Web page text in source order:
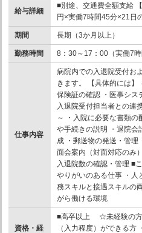
給与詳細
■別途、交通費全額支給
円×実働7時間45分×21日
期間 長期（3か月以上）
勤務時間 8：30～17：00（実働7時
仕事内容
病院内での入退院受付お
きます。 【具体的には】
保険証の確認 ・医事シス
入退院受付担当者との連
～ ・入院に必要な書類の
や手続きの説明 ・退院会
成 ・郵送物の発送・管理
面会案内（対面対応のみ
入退院数の確認・管理 ■
やりがいのある仕事 ・人
務スキルと接遇スキルの
がら働ける環境
資格・経
■高卒以上 ☆未経験の方
（入力程度）ができる方